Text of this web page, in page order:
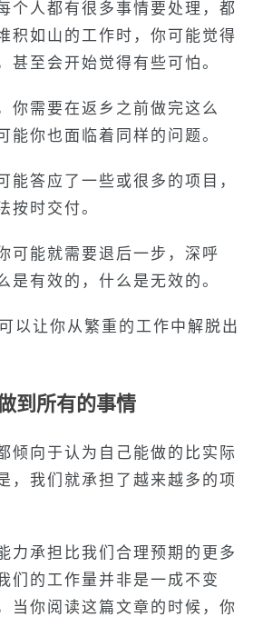
个人都有很多事情要处理，都
积如山的工作时，你可能觉得
甚至会开始觉得有些可怕。
你需要在返乡之前做完这么
能你也面临着同样的问题。
能答应了一些或很多的项目，
按时交付。
可能就需要退后一步，深呼
是有效的，什么是无效的。
以让你从繁重的工作中解脱出
到所有的事情
倾向于认为自己能做的比实际
，我们就承担了越来越多的项
力承担比我们合理预期的更多
们的工作量并非是一成不变
当你阅读这篇文章的时候，你